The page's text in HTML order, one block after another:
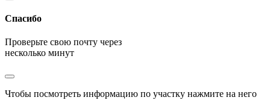
Спасибо
Проверьте свою почту через
несколько минут
Чтобы посмотреть информацию по участку нажмите на него